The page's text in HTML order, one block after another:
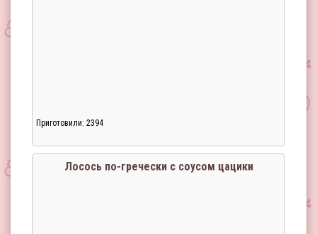
Приготовили: 2394
Лосось по-гречески с соусом цацики